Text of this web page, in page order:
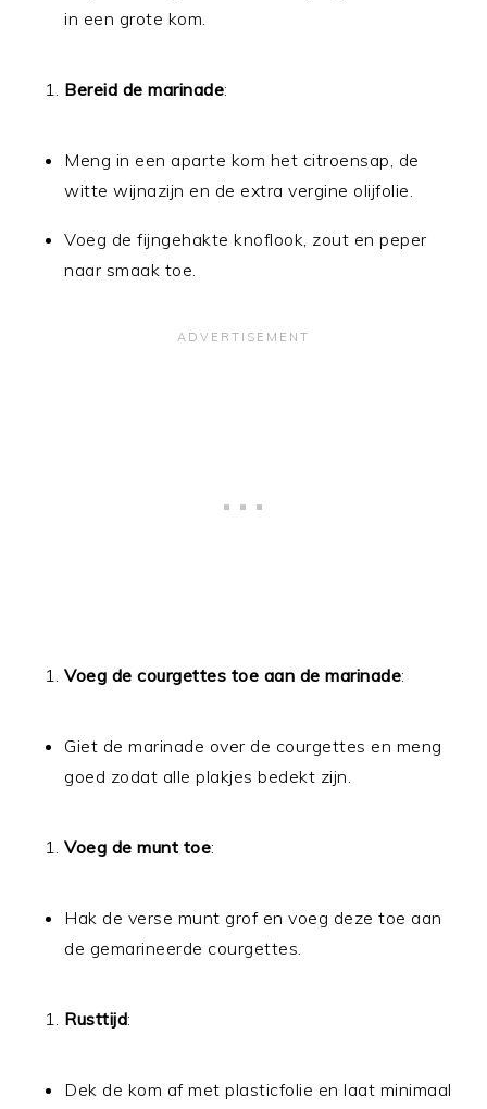
in een grote kom.
Bereid de marinade:
Meng in een aparte kom het citroensap, de
witte wijnazijn en de extra vergine olijfolie.
Voeg de fijngehakte knoflook, zout en peper
naar smaak toe.
Voeg de courgettes toe aan de marinade:
Giet de marinade over de courgettes en meng
goed zodat alle plakjes bedekt zijn.
Voeg de munt toe:
Hak de verse munt grof en voeg deze toe aan
de gemarineerde courgettes.
Rusttijd:
Dek de kom af met plasticfolie en laat minimaal